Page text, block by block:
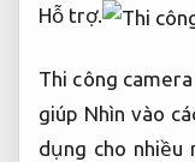
Hỗ trợ.
Thi công
giúp Nhìn vào
dụng cho nhiều